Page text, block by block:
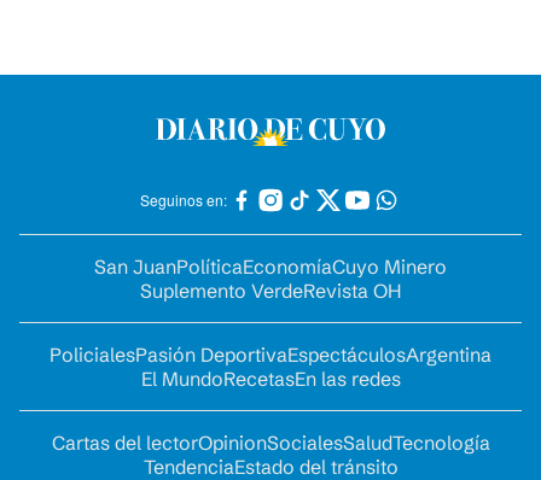
Seguinos en:
San JuanPolíticaEconomíaCuyo Minero
Suplemento VerdeRevista OH
PolicialesPasión DeportivaEspectáculosArgentina
El MundoRecetasEn las redes
Cartas del lectorOpinionSocialesSaludTecnología
TendenciaEstado del tránsito